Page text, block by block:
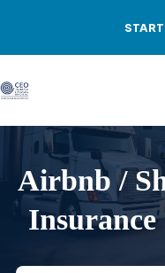
Airbnb /
Insurance